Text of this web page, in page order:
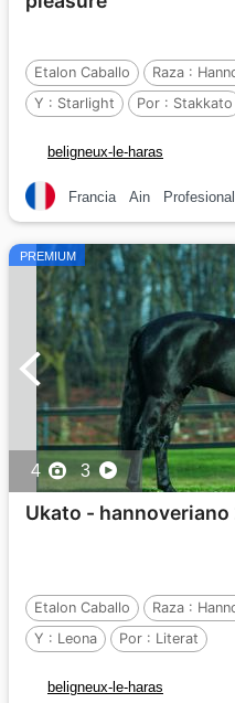
Etalon Caballo Raza :
Y : Starlight Por : Stakkato
beligneux-le-haras
Francia Ain Profesional
PREMIUM
4 3
Ukato -
Etalon Caballo Raza :
Y : Leona Por : Literat
beligneux-le-haras